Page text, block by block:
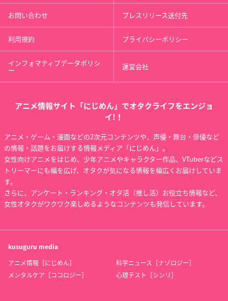
お問い合わせ プレスリリース送付先
利用規約 プライバシーポリシー
インフォマティブデータポリシ
ー 運営会社
アニメ情報サイト「にじめん」でオタクライフをエンジョ
イ!！
アニメ・ゲーム・漫画などの2次元コンテンツや、声優・舞台・俳優など
の情報・話題をお届けする情報メディア「にじめん」。
女性向けアニメをはじめ、少年アニメやキャラクター作品、VTuberなどス
トリーマーにも幅を広げ、オタクが気になる情報を幅広くお届けしていま
す。
さらに、アンケート・ランキング・オタ活（推し活）お役立ち情報など、
女性オタクがワクワク楽しめるようなコンテンツも発信しています。
kusuguru media
アニメ情報［にじめん］
科学ニュース［ナゾロジー］
メンタルケア［ココロジー］
心理テスト［シンリ］